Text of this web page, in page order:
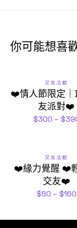
你可能想喜
交友活動
❤️情人節限定｜
友派對❤️
$300 – $
交友活動
❤️緣力覺醒 ❤️
交友❤️
$80 – $160